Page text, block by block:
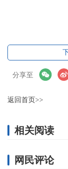
分享至
返回首页>>
相关阅读
网民评论